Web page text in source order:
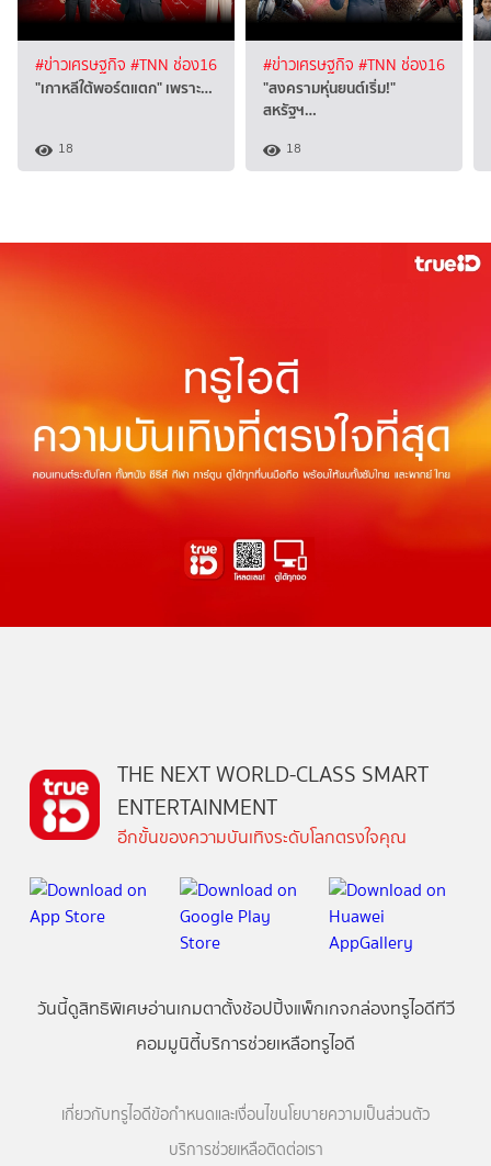
#ข่าวเศรษฐกิจ #TNN ช่อง16
"เกาหลีใต้พอร์ตแตก" เพราะ…
18
#ข่าวเศรษฐกิจ #TNN ช่อง16
"สงครามหุ่นยนต์เริ่ม!"
สหรัฐฯ…
18
THE NEXT WORLD-CLASS SMART
ENTERTAINMENT
อีกขั้นของความบันเทิงระดับโลกตรงใจคุณ
วันนี้ดูสิทธิพิเศษอ่านเกมตาตั้งช้อปปิ้งแพ็กเกจกล่องทรูไอดีทีวี
คอมมูนิตี้บริการช่วยเหลือทรูไอดี
เกี่ยวกับทรูไอดีข้อกำหนดและเงื่อนไขนโยบายความเป็นส่วนตัว
บริการช่วยเหลือติดต่อเรา